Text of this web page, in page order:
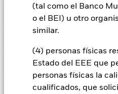
(tal como el Banco
o el BEI) u otro
similar.
(4) personas físicas
Estado del EEE que
personas físicas la
cualificados, que
Gráfico de
El riesgo de inversión se
divisas o empresas. Ello
normativo.El valor de los títulos
relacionados con la renta
los movimientos diarios del
factores que influyen están los
noticias económicas, beneficios
Datos clave
Activos netos del Fondo
a 06 ago 2026
Fecha de lanzamiento del
a 30 jun 2026
Indicador de
Posiciones